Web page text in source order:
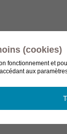
(cookies)
fonctionnement et
aux